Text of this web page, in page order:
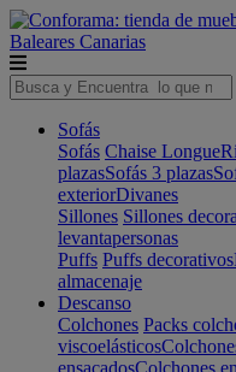
Baleares Canarias
Sofás
Sofás Chaise Longue
plazasSofás 3 plazas
exteriorDivanes
Sillones Sillones
levantapersonas
Puffs Puffs decorativos
almacenaje
Descanso
Colchones Packs
viscoelásticos
ensacadosColchones